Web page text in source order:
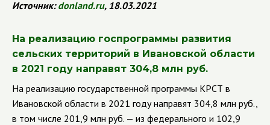
Источник:donland.ru, 18.03.2021
На реализацию госпрограммы развития
сельских территорий в Ивановской области
в 2021 году направят 304,8 млн руб.
На реализацию государственной программы КРСТ в
Ивановской области в 2021 году направят 304,8 млн руб.,
в том числе 201,9 млн руб. — из федерального и 102,9